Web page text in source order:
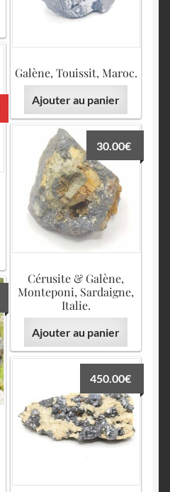
Galène, Touissit, Maroc.
Ajouter au panier
Cérusite & Galène,
Monteponi, Sardaigne,
Italie.
30.00€
Ajouter au panier
450.00€